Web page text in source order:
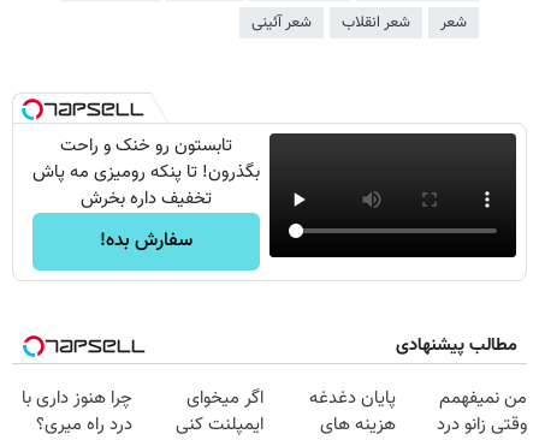
شعر
شعر انقلاب شعر آئینی
تابستون رو خنک و راحت
بگذرون! تا پنکه رومیزی مه پاش
تخفیف داره بخرش
سفارش بده!
مطالب پیشنهادی
من نمیفهمم
وقتی زانو درد
پایان دغدغه
هزینه های
اگر میخوای
ایمپلنت کنی
چرا هنوز داری با
درد راه میری؟